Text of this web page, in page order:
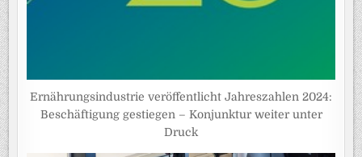
Ernährungsindustrie veröffentlicht Jahreszahlen 2024:
Beschäftigung gestiegen – Konjunktur weiter unter
Druck